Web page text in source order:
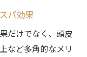
パ効果
だけでなく、頭皮
など多角的なメリ